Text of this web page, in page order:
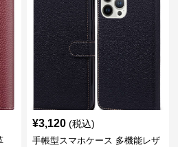
¥3,120 (税込)
手帳型スマホケース 多機能レザ